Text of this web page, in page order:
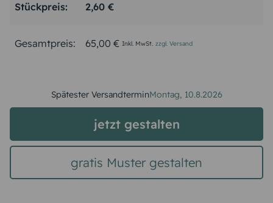
Stückpreis: 2,60 €
Gesamtpreis: 65,00 € Inkl. MwSt. zzgl. Versand
Spätester VersandterminMontag, 10.8.2026
jetzt gestalten
gratis Muster gestalten